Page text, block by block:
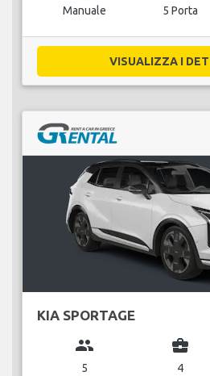
Manuale 5 Porta
VISUALIZZA I
KIA SPORTAGE
group
5
business_center
4